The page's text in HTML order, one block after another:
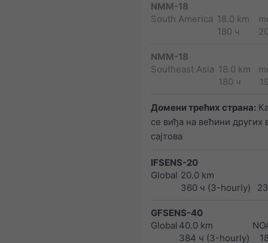
NMM-18
South America 18.0 km
180 ч
NMM-18
Southeast Asia 18.0 km
180 ч
Домени трећих страна:
се виђа на већини других
сајтова
IFSENS-20
Global 20.0 km
360 ч (3-hourly)
GFSENS-40
Global 40.0 km
384 ч (3-hourly)